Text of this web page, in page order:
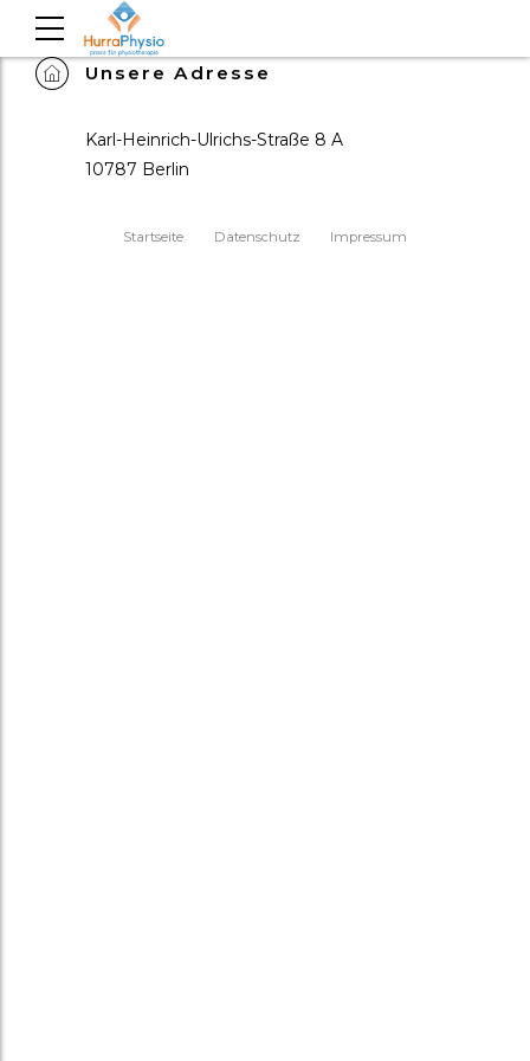
Unsere Adresse
Karl-Heinrich-Ulrichs-Straße 8 A
10787 Berlin
Startseite Datenschutz Impressum